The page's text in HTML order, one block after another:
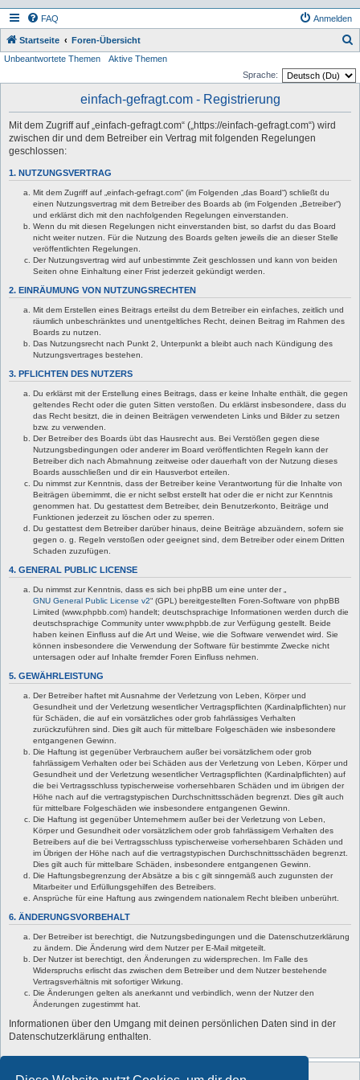
FAQ Anmelden
Startseite Foren-Übersicht
Unbeantwortete Themen
Aktive Themen
Sprache:
einfach-gefragt.com - Registrierung
Mit dem Zugriff auf „einfach-gefragt.com“ („https://einfach-gefragt.com“) wird
zwischen dir und dem Betreiber ein Vertrag mit folgenden Regelungen
geschlossen:
1. NUTZUNGSVERTRAG
Mit dem Zugriff auf „einfach-gefragt.com“ (im Folgenden „das Board“) schließt du
einen Nutzungsvertrag mit dem Betreiber des Boards ab (im Folgenden „Betreiber“)
und erklärst dich mit den nachfolgenden Regelungen einverstanden.
Wenn du mit diesen Regelungen nicht einverstanden bist, so darfst du das Board
nicht weiter nutzen. Für die Nutzung des Boards gelten jeweils die an dieser Stelle
veröffentlichten Regelungen.
Der Nutzungsvertrag wird auf unbestimmte Zeit geschlossen und kann von beiden
Seiten ohne Einhaltung einer Frist jederzeit gekündigt werden.
2. EINRÄUMUNG VON NUTZUNGSRECHTEN
Mit dem Erstellen eines Beitrags erteilst du dem Betreiber ein einfaches, zeitlich und
räumlich unbeschränktes und unentgeltliches Recht, deinen Beitrag im Rahmen des
Boards zu nutzen.
Das Nutzungsrecht nach Punkt 2, Unterpunkt a bleibt auch nach Kündigung des
Nutzungsvertrages bestehen.
3. PFLICHTEN DES NUTZERS
Du erklärst mit der Erstellung eines Beitrags, dass er keine Inhalte enthält, die gegen
geltendes Recht oder die guten Sitten verstoßen. Du erklärst insbesondere, dass du
das Recht besitzt, die in deinen Beiträgen verwendeten Links und Bilder zu setzen
bzw. zu verwenden.
Der Betreiber des Boards übt das Hausrecht aus. Bei Verstößen gegen diese
Nutzungsbedingungen oder anderer im Board veröffentlichten Regeln kann der
Betreiber dich nach Abmahnung zeitweise oder dauerhaft von der Nutzung dieses
Boards ausschließen und dir ein Hausverbot erteilen.
Du nimmst zur Kenntnis, dass der Betreiber keine Verantwortung für die Inhalte von
Beiträgen übernimmt, die er nicht selbst erstellt hat oder die er nicht zur Kenntnis
genommen hat. Du gestattest dem Betreiber, dein Benutzerkonto, Beiträge und
Funktionen jederzeit zu löschen oder zu sperren.
Du gestattest dem Betreiber darüber hinaus, deine Beiträge abzuändern, sofern sie
gegen o. g. Regeln verstoßen oder geeignet sind, dem Betreiber oder einem Dritten
Schaden zuzufügen.
4. GENERAL PUBLIC LICENSE
Du nimmst zur Kenntnis, dass es sich bei phpBB um eine unter der „
GNU General Public License v2“ (GPL) bereitgestellten Foren-Software von phpBB
Limited (www.phpbb.com) handelt; deutschsprachige Informationen werden durch die
deutschsprachige Community unter www.phpbb.de zur Verfügung gestellt. Beide
haben keinen Einfluss auf die Art und Weise, wie die Software verwendet wird. Sie
können insbesondere die Verwendung der Software für bestimmte Zwecke nicht
untersagen oder auf Inhalte fremder Foren Einfluss nehmen.
5. GEWÄHRLEISTUNG
Der Betreiber haftet mit Ausnahme der Verletzung von Leben, Körper und
Gesundheit und der Verletzung wesentlicher Vertragspflichten (Kardinalpflichten) nur
für Schäden, die auf ein vorsätzliches oder grob fahrlässiges Verhalten
zurückzuführen sind. Dies gilt auch für mittelbare Folgeschäden wie insbesondere
entgangenen Gewinn.
Die Haftung ist gegenüber Verbrauchern außer bei vorsätzlichem oder grob
fahrlässigem Verhalten oder bei Schäden aus der Verletzung von Leben, Körper und
Gesundheit und der Verletzung wesentlicher Vertragspflichten (Kardinalpflichten) auf
die bei Vertragsschluss typischerweise vorhersehbaren Schäden und im übrigen der
Höhe nach auf die vertragstypischen Durchschnittsschäden begrenzt. Dies gilt auch
für mittelbare Folgeschäden wie insbesondere entgangenen Gewinn.
Die Haftung ist gegenüber Unternehmern außer bei der Verletzung von Leben,
Körper und Gesundheit oder vorsätzlichem oder grob fahrlässigem Verhalten des
Betreibers auf die bei Vertragsschluss typischerweise vorhersehbaren Schäden und
im Übrigen der Höhe nach auf die vertragstypischen Durchschnittsschäden begrenzt.
Dies gilt auch für mittelbare Schäden, insbesondere entgangenen Gewinn.
Die Haftungsbegrenzung der Absätze a bis c gilt sinngemäß auch zugunsten der
Mitarbeiter und Erfüllungsgehilfen des Betreibers.
Ansprüche für eine Haftung aus zwingendem nationalem Recht bleiben unberührt.
6. ÄNDERUNGSVORBEHALT
Der Betreiber ist berechtigt, die Nutzungsbedingungen und die Datenschutzerklärung
zu ändern. Die Änderung wird dem Nutzer per E-Mail mitgeteilt.
Der Nutzer ist berechtigt, den Änderungen zu widersprechen. Im Falle des
Widerspruchs erlischt das zwischen dem Betreiber und dem Nutzer bestehende
Vertragsverhältnis mit sofortiger Wirkung.
Die Änderungen gelten als anerkannt und verbindlich, wenn der Nutzer den
Änderungen zugestimmt hat.
Informationen über den Umgang mit deinen persönlichen Daten sind in der
Datenschutzerklärung enthalten.